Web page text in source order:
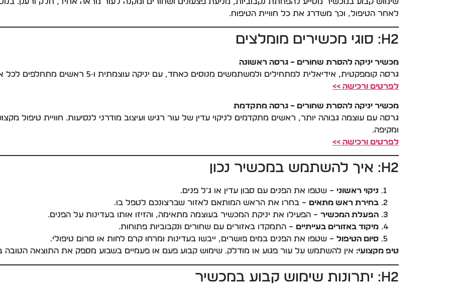
לאחר הטיפול, וכך משדרג את כל חוויית הטיפוח.
H2: סוגי מכשירים מומלצים
מכשיר יניקה להסרת שחורים – גרסה ראשונה
גרסה קומפקטית, אידיאלית למתחילים ולמשתמשים מנוסים כאחד, עם יניקה עוצמתית ו‑5 ראשים מתחלפים לכל אזור בפנים.
לפרטים ורכישה >>
מכשיר יניקה להסרת שחורים – גרסה מתקדמת
גרסה עם עוצמה גבוהה יותר, ראשים מתקדמים לניקוי עדין של עור רגיש ועיצוב מודרני לנסיעות. חוויית טיפול
ומקיפה.
לפרטים ורכישה >>
H2: איך להשתמש במכשיר נכון
ניקוי ראשוני – שטפו את הפנים עם סבון עדין או ג’ל פנים.
בחירת ראש מתאים – בחרו את הראש המותאם לאזור שברצונכם לטפל בו.
הפעלת המכשיר – הפעילו את יניקת המכשיר בעוצמה מתאימה, והזיזו אותו בעדינות על הפנים.
מיקוד באזורים בעייתיים – התמקדו באזורים עם שחורים ונקבוביות פתוחות.
סיום הטיפול – שטפו את הפנים במים פושרים, ייבשו בעדינות ומרחו קרם לחות או סרום טיפולי.
טיפ מקצועי: אין להשתמש על עור פגוע או מודלק. שימוש קבוע פעם או פעמיים בשבוע מספק את התוצאה הטובה
H2: יתרונות שימוש קבוע במכשיר